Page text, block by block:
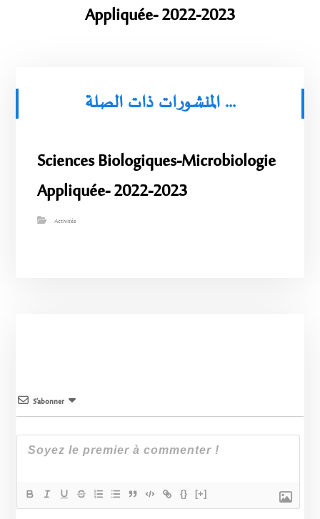
Appliquée- 2022-2023
المنشورات ذات الصلة ...
Sciences Biologiques-Microbiologie
Appliquée- 2022-2023
Activités
S’abonner
{} [+]